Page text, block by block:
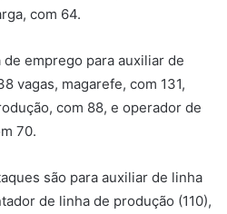
com 64.
emprego para auxiliar de
vagas, magarefe, com 131,
com 88, e operador de
70.
são para auxiliar de linha
de linha de produção (110),